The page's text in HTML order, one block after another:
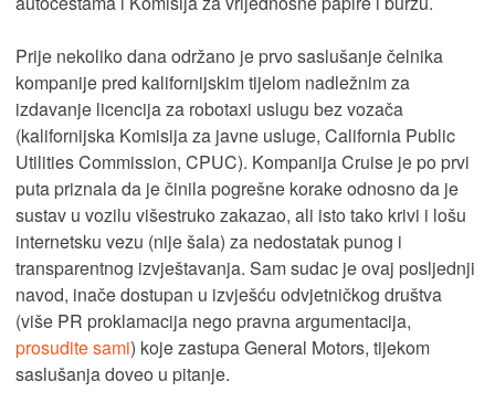
Prije nekoliko dana održano je prvo saslušanje čelnika
kompanije pred kalifornijskim tijelom nadležnim za
izdavanje licencija za robotaxi uslugu bez vozača
(kalifornijska Komisija za javne usluge, California Public
Utilities Commission, CPUC). Kompanija Cruise je po prvi
puta priznala da je činila pogrešne korake odnosno da je
sustav u vozilu višestruko zakazao, ali isto tako krivi i lošu
internetsku vezu (nije šala) za nedostatak punog i
transparentnog izvještavanja. Sam sudac je ovaj posljednji
navod, inače dostupan u izvješću odvjetničkog društva
(više PR proklamacija nego pravna argumentacija,
prosudite sami) koje zastupa General Motors, tijekom
saslušanja doveo u pitanje.